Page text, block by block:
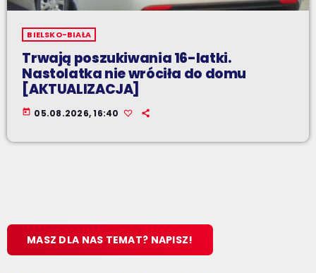
BIELSKO-BIAŁA
Trwają poszukiwania 16-latki.
Nastolatka nie wróciła do domu
[AKTUALIZACJA]
today 05.08.2026, 16:40
MASZ DLA NAS TEMAT? NAPISZ!